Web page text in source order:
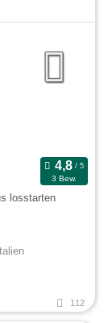
3 Bew.
losstarten
112